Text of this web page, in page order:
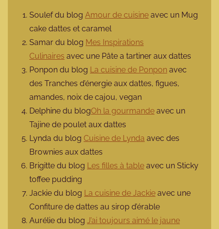
Soulef du blog Amour de cuisine avec un Mug
cake dattes et caramel
Samar du blog Mes Inspirations
Culinaires avec une Pâte a tartiner aux dattes
Ponpon du blog La cuisine de Ponpon avec
des Tranches d’énergie aux dattes, figues,
amandes, noix de cajou, vegan
Delphine du blogOh la gourmande avec un
Tajine de poulet aux dattes
Lynda du blog Cuisine de Lynda avec des
Brownies aux dattes
Brigitte du blog Les filles à table avec un Sticky
toffee pudding
Jackie du blog La cuisine de Jackie avec une
Confiture de dattes au sirop d’érable
Aurélie du blog J’ai toujours aimé le jaune